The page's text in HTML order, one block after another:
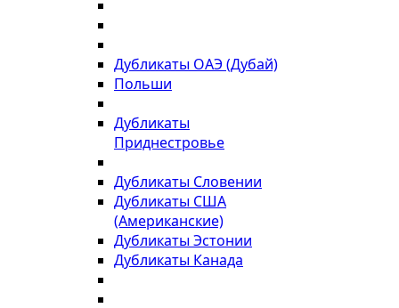
Дубликаты ОАЭ (Дубай)
Польши
Дубликаты
Приднестровье
Дубликаты Словении
Дубликаты США
(Американские)
Дубликаты Эстонии
Дубликаты Канада